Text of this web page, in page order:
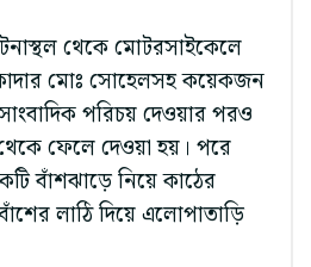
থেকে মোটরসাইকেলে
মোঃ সোহেলসহ কয়েকজন
পরিচয় দেওয়ার পরও
ফেলে দেওয়া হয়। পরে
বাঁশঝাড়ে নিয়ে কাঠের
লাঠি দিয়ে এলোপাতাড়ি